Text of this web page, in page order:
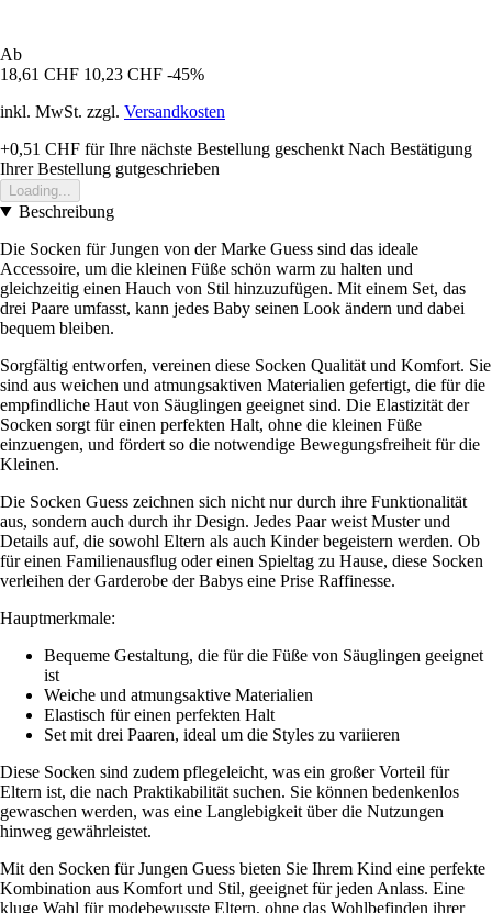
Ab
18,61 CHF 10,23 CHF -45%
inkl. MwSt. zzgl. Versandkosten
+0,51 CHF für Ihre nächste Bestellung geschenkt Nach Bestätigung
Ihrer Bestellung gutgeschrieben
Loading...
Beschreibung
Die Socken für Jungen von der Marke Guess sind das ideale
Accessoire, um die kleinen Füße schön warm zu halten und
gleichzeitig einen Hauch von Stil hinzuzufügen. Mit einem Set, das
drei Paare umfasst, kann jedes Baby seinen Look ändern und dabei
bequem bleiben.
Sorgfältig entworfen, vereinen diese Socken Qualität und Komfort. Sie
sind aus weichen und atmungsaktiven Materialien gefertigt, die für die
empfindliche Haut von Säuglingen geeignet sind. Die Elastizität der
Socken sorgt für einen perfekten Halt, ohne die kleinen Füße
einzuengen, und fördert so die notwendige Bewegungsfreiheit für die
Kleinen.
Die Socken Guess zeichnen sich nicht nur durch ihre Funktionalität
aus, sondern auch durch ihr Design. Jedes Paar weist Muster und
Details auf, die sowohl Eltern als auch Kinder begeistern werden. Ob
für einen Familienausflug oder einen Spieltag zu Hause, diese Socken
verleihen der Garderobe der Babys eine Prise Raffinesse.
Hauptmerkmale:
Bequeme Gestaltung, die für die Füße von Säuglingen geeignet
ist
Weiche und atmungsaktive Materialien
Elastisch für einen perfekten Halt
Set mit drei Paaren, ideal um die Styles zu variieren
Diese Socken sind zudem pflegeleicht, was ein großer Vorteil für
Eltern ist, die nach Praktikabilität suchen. Sie können bedenkenlos
gewaschen werden, was eine Langlebigkeit über die Nutzungen
hinweg gewährleistet.
Mit den Socken für Jungen Guess bieten Sie Ihrem Kind eine perfekte
Kombination aus Komfort und Stil, geeignet für jeden Anlass. Eine
kluge Wahl für modebewusste Eltern, ohne das Wohlbefinden ihrer